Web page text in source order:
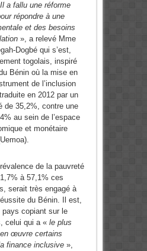
Il a fallu une réforme
répondre à une
et des besoins
», a relevé Mme
Dogbé qui s’est,
togolais, inspiré
Bénin où la mise en
de l’inclusion
en 2012 par un
de 35,2%, contre une
au sein de l’espace
et monétaire
de la pauvreté
à 57,1% ces
serait très engagé à
du Bénin. Il est,
copiant sur le
celui qui a « le plus
œuvre certains
finance inclusive»,